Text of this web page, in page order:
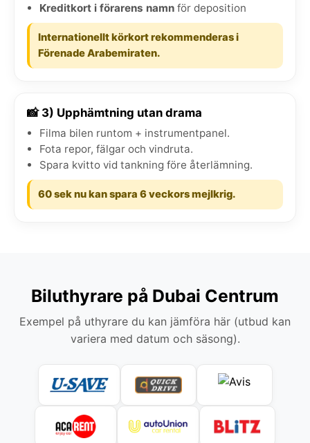
Kreditkort i förarens namn för deposition
Internationellt körkort rekommenderas i
Förenade Arabemiraten.
📸 3) Upphämtning utan drama
Filma bilen runtom + instrumentpanel.
Fota repor, fälgar och vindruta.
Spara kvitto vid tankning före återlämning.
60 sek nu kan spara 6 veckors mejlkrig.
Biluthyrare på Dubai Centrum
Exempel på uthyrare du kan jämföra här (utbud kan
variera med datum och säsong).